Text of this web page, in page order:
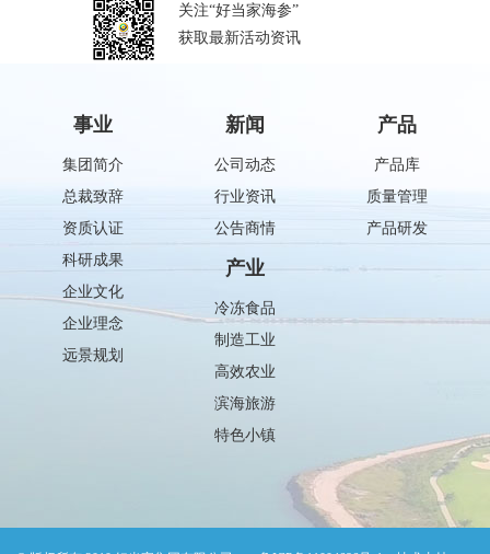
关注“好当家海参”
获取最新活动资讯
事业
集团简介
总裁致辞
资质认证
科研成果
企业文化
企业理念
远景规划
新闻
公司动态
行业资讯
公告商情
产品
产品库
质量管理
产品研发
产业
冷冻食品
制造工业
高效农业
滨海旅游
特色小镇